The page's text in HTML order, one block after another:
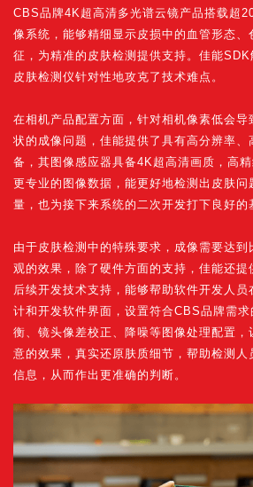
CBS品牌4K超高清多光谱云镜产品搭载超
像系统，能够精细显示皮损中的血管形态、
征，为精准的皮肤检测提供支持。佳能
皮肤检测仪针对性地攻克了技术难点。
在相机产品配置方面，针对相机像素低会导
状的成像问题，佳能提供了具有高分辨率、
备，其图像感应器具备4K超高清画质，高
更专业的图像数据，能更好地检测出皮肤问
量，也为接下来系统的二次开发打下良好的
由于皮肤检测中的特殊要求，成像需要达到
观的效果，除了硬件方面的支持，佳能还提
后续开发技术支持，能够帮助软件开发人
计和开发软件界面，设置符合CBS品牌需
衡、镜头像差校正、降噪等图像处理配置，
意的效果，真实还原肤质细节，帮助检测人
信息，从而作出更准确的判断。